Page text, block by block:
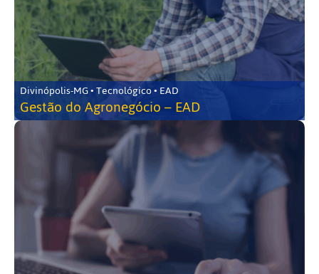
Divinópolis-MG • Tecnológico • EAD
Gestão do Agronegócio – EAD